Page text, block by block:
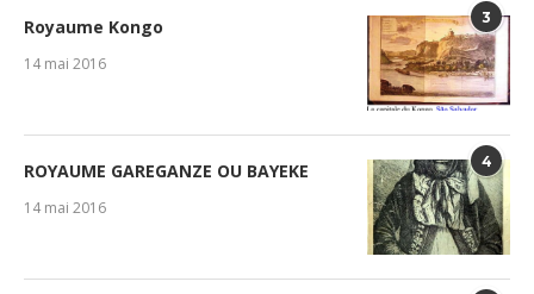
3
Royaume Kongo
14 mai 2016
4
ROYAUME GAREGANZE OU BAYEKE
14 mai 2016